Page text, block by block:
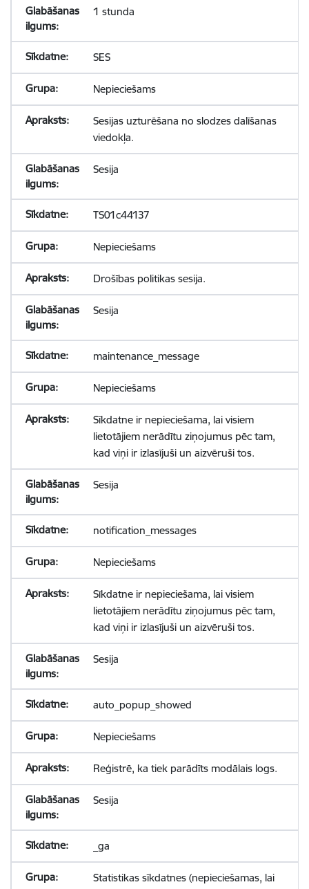
1 stunda
SES
Nepieciešams
Sesijas uzturēšana no slodzes dalīšanas
viedokļa.
Sesija
TS01c44137
Nepieciešams
Drošības politikas sesija.
Sesija
maintenance_message
Nepieciešams
Sīkdatne ir nepieciešama, lai visiem
lietotājiem nerādītu ziņojumus pēc tam,
kad viņi ir izlasījuši un aizvēruši tos.
Sesija
notification_messages
Nepieciešams
Sīkdatne ir nepieciešama, lai visiem
lietotājiem nerādītu ziņojumus pēc tam,
kad viņi ir izlasījuši un aizvēruši tos.
Sesija
auto_popup_showed
Nepieciešams
Reģistrē, ka tiek parādīts modālais logs.
Sesija
_ga
Statistikas sīkdatnes (nepieciešamas, lai